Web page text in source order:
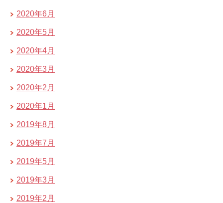
2020年6月
2020年5月
2020年4月
2020年3月
2020年2月
2020年1月
2019年8月
2019年7月
2019年5月
2019年3月
2019年2月